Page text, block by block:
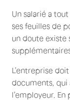
Un salarié a
ses feuilles de
un doute existe
L’entreprise
documents, qui
l’employeur.